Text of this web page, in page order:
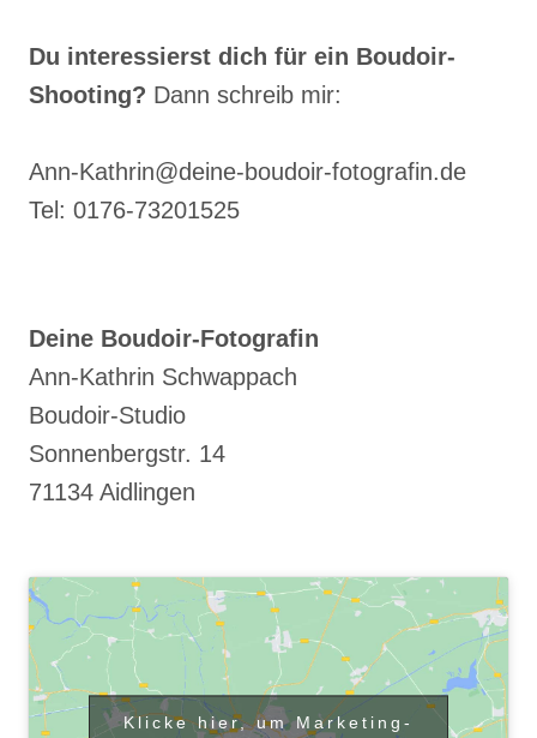
Du interessierst dich für ein Boudoir-
Shooting? Dann schreib mir:
Ann-Kathrin@deine-boudoir-fotografin.de
Tel: 0176-73201525
Deine Boudoir-Fotografin
Ann-Kathrin Schwappach
Boudoir-Studio
Sonnenbergstr. 14
71134 Aidlingen
Klicke hier, um Marketing-